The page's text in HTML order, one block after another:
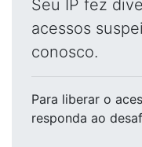
Seu IP fez
acessos
conosco.
Para liberar o
responda ao